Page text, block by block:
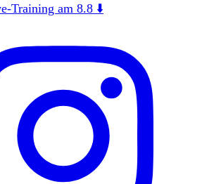
Training am 8.8 ⬇️